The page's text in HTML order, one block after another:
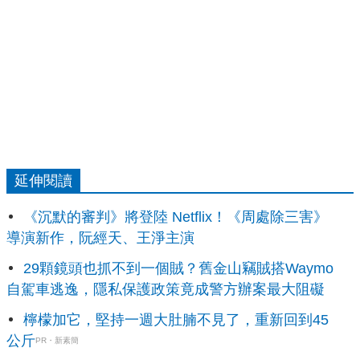
延伸閱讀
《沉默的審判》將登陸 Netflix！《周處除三害》
導演新作，阮經天、王淨主演
29顆鏡頭也抓不到一個賊？舊金山竊賊搭Waymo
自駕車逃逸，隱私保護政策竟成警方辦案最大阻礙
檸檬加它，堅持一週大肚腩不見了，重新回到45
公斤PR・新素簡